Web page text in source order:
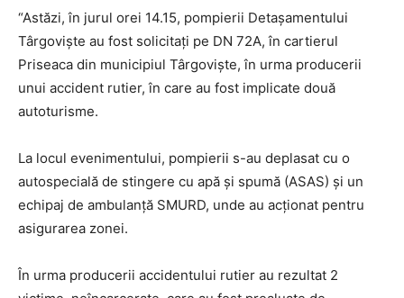
“Astăzi, în jurul orei 14.15, pompierii Detașamentului
Târgoviște au fost solicitați pe DN 72A, în cartierul
Priseaca din municipiul Târgoviște, în urma producerii
unui accident rutier, în care au fost implicate două
autoturisme.
La locul evenimentului, pompierii s-au deplasat cu o
autospecială de stingere cu apă și spumă (ASAS) și un
echipaj de ambulanță SMURD, unde au acționat pentru
asigurarea zonei.
În urma producerii accidentului rutier au rezultat 2